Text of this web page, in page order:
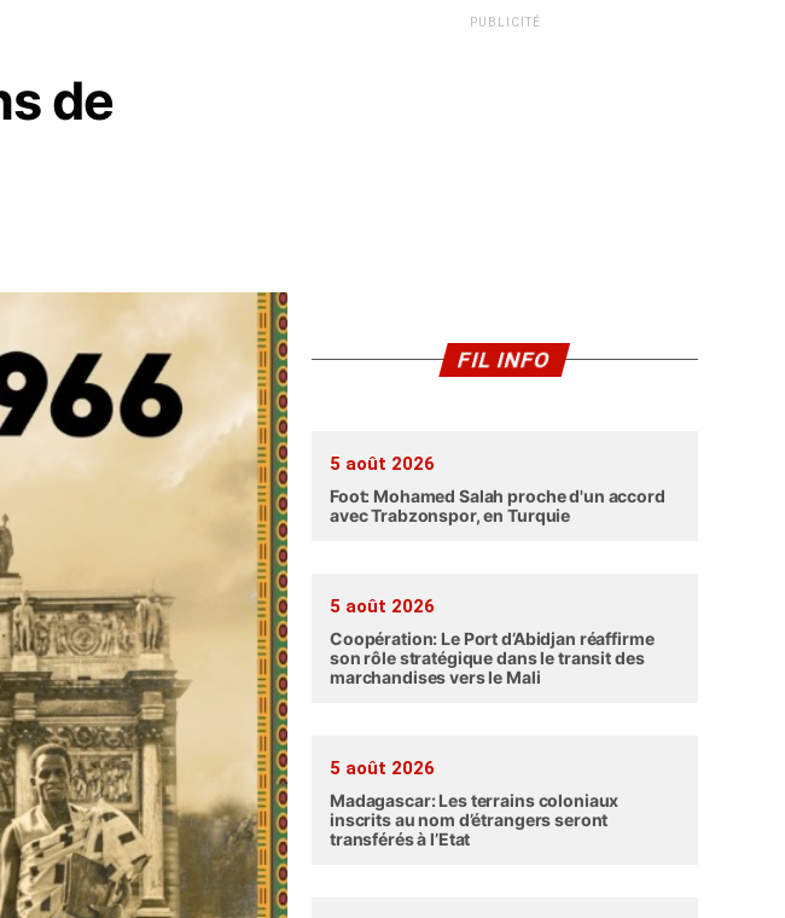
de
PUBLICITÉ
FIL INFO
5 août 2026
Foot: Mohamed Salah proche d'un accord
avec Trabzonspor, en Turquie
5 août 2026
Coopération: Le Port d’Abidjan réaffirme
son rôle stratégique dans le transit des
marchandises vers le Mali
5 août 2026
Madagascar: Les terrains coloniaux
inscrits au nom d’étrangers seront
transférés à l’Etat